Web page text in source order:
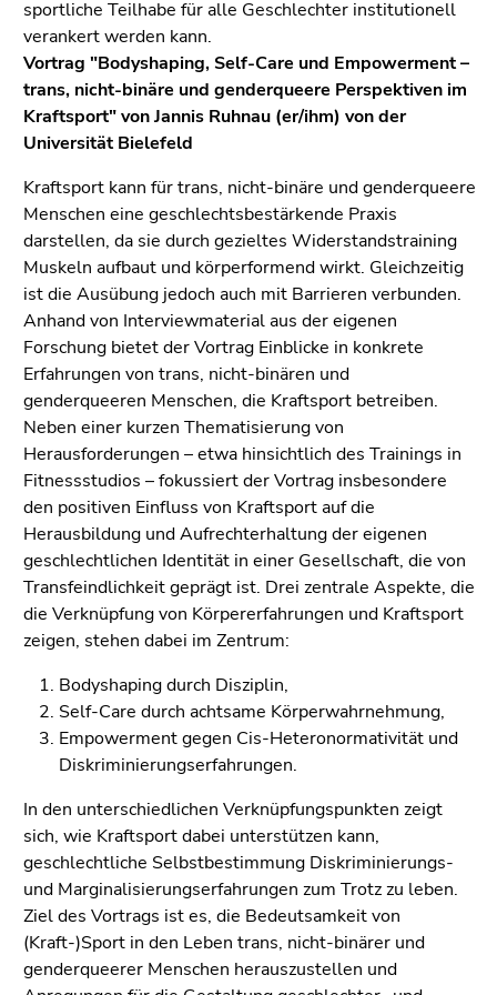
sportliche Teilhabe für alle Geschlechter institutionell
verankert werden kann.
Vortrag "Bodyshaping, Self-Care und Empowerment –
trans, nicht-binäre und genderqueere Perspektiven im
Kraftsport" von Jannis Ruhnau (er/ihm) von der
Universität Bielefeld
Kraftsport kann für trans, nicht-binäre und genderqueere
Menschen eine geschlechtsbestärkende Praxis
darstellen, da sie durch gezieltes Widerstandstraining
Muskeln aufbaut und körperformend wirkt. Gleichzeitig
ist die Ausübung jedoch auch mit Barrieren verbunden.
Anhand von Interviewmaterial aus der eigenen
Forschung bietet der Vortrag Einblicke in konkrete
Erfahrungen von trans, nicht-binären und
genderqueeren Menschen, die Kraftsport betreiben.
Neben einer kurzen Thematisierung von
Herausforderungen – etwa hinsichtlich des Trainings in
Fitnessstudios – fokussiert der Vortrag insbesondere
den positiven Einfluss von Kraftsport auf die
Herausbildung und Aufrechterhaltung der eigenen
geschlechtlichen Identität in einer Gesellschaft, die von
Transfeindlichkeit geprägt ist. Drei zentrale Aspekte, die
die Verknüpfung von Körpererfahrungen und Kraftsport
zeigen, stehen dabei im Zentrum:
Bodyshaping durch Disziplin,
Self-Care durch achtsame Körperwahrnehmung,
Empowerment gegen Cis-Heteronormativität und
Diskriminierungserfahrungen.
In den unterschiedlichen Verknüpfungspunkten zeigt
sich, wie Kraftsport dabei unterstützen kann,
geschlechtliche Selbstbestimmung Diskriminierungs-
und Marginalisierungserfahrungen zum Trotz zu leben.
Ziel des Vortrags ist es, die Bedeutsamkeit von
(Kraft-)Sport in den Leben trans, nicht-binärer und
genderqueerer Menschen herauszustellen und